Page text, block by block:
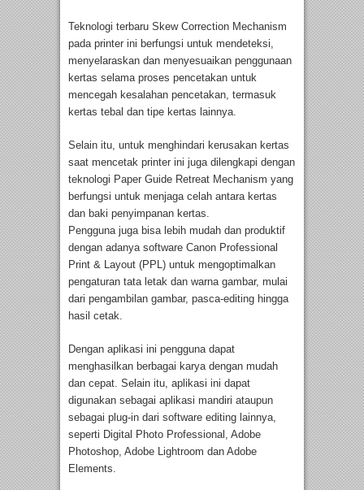
Teknologi terbaru Skew Correction Mechanism
pada printer ini berfungsi untuk mendeteksi,
menyelaraskan dan menyesuaikan penggunaan
kertas selama proses pencetakan untuk
mencegah kesalahan pencetakan, termasuk
kertas tebal dan tipe kertas lainnya.
Selain itu, untuk menghindari kerusakan kertas
saat mencetak printer ini juga dilengkapi dengan
teknologi Paper Guide Retreat Mechanism yang
berfungsi untuk menjaga celah antara kertas
dan baki penyimpanan kertas.
Pengguna juga bisa lebih mudah dan produktif
dengan adanya software Canon Professional
Print & Layout (PPL) untuk mengoptimalkan
pengaturan tata letak dan warna gambar, mulai
dari pengambilan gambar, pasca-editing hingga
hasil cetak.
Dengan aplikasi ini pengguna dapat
menghasilkan berbagai karya dengan mudah
dan cepat. Selain itu, aplikasi ini dapat
digunakan sebagai aplikasi mandiri ataupun
sebagai plug-in dari software editing lainnya,
seperti Digital Photo Professional, Adobe
Photoshop, Adobe Lightroom dan Adobe
Elements.